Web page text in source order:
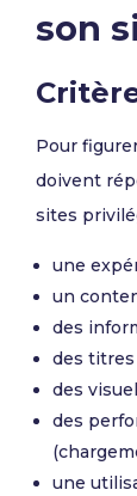
son
Pour
doivent
sites
une
un
des
des titres
des
des
une